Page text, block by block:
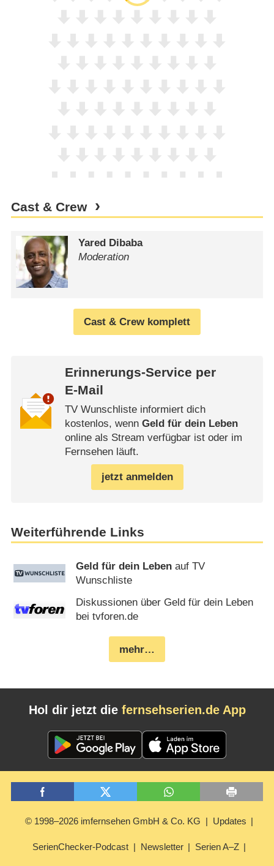
Cast & Crew
Yared Dibaba
Moderation
Cast & Crew komplett
Erinnerungs-Service per
E-Mail
TV Wunschliste informiert dich
kostenlos, wenn Geld für dein Leben
online als Stream verfügbar ist oder im
Fernsehen läuft.
jetzt anmelden
Weiterführende Links
Geld für dein Leben auf TV
Wunschliste
Diskussionen über Geld für dein Leben
bei tvforen.de
mehr…
Hol dir jetzt die fernsehserien.de App
© 1998–2026 imfernsehen GmbH & Co. KG Updates
SerienChecker-Podcast Newsletter Serien A–Z